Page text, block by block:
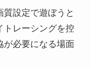
設定で遊ぼうと
トレーシングを控
が必要になる場面